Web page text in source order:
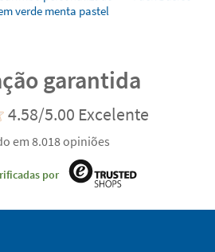
verde menta pastel
garantida
4.58/5.00 Excelente
em 8.018 opiniões
por